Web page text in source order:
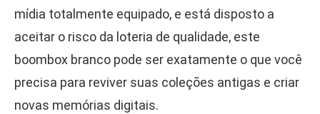
mídia totalmente equipado, e está disposto a
aceitar o risco da loteria de qualidade, este
boombox branco pode ser exatamente o que você
precisa para reviver suas coleções antigas e criar
novas memórias digitais.